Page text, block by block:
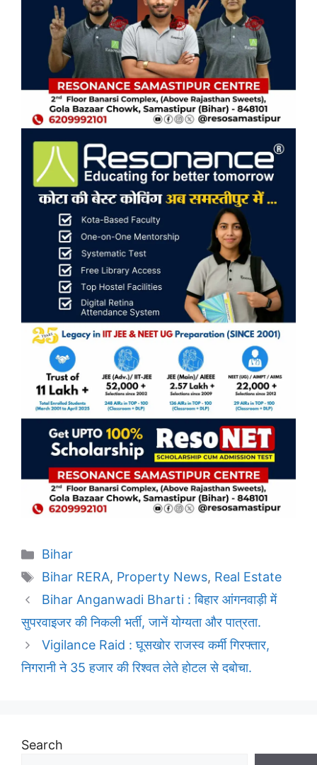
Categories
Bihar
Tags
Bihar RERA, Property News, Real Estate
Bihar Anganwadi Bharti : बिहार आंगनवाड़ी में
सुपरवाइजर की निकली भर्ती, जानें योग्यता और पात्रता.
Vigilance Raid : घूसखोर राजस्व कर्मी गिरफ्तार,
निगरानी ने 35 हजार की रिश्वत लेते होटल से दबोचा.
Search